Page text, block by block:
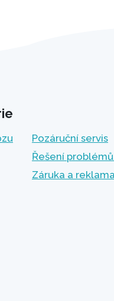
Pozáruční servis
Řešení
Záruka a